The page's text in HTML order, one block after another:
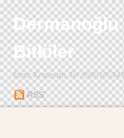
Dermanoğlu
Bitkiler
İzmir Kemeraltı
RSS